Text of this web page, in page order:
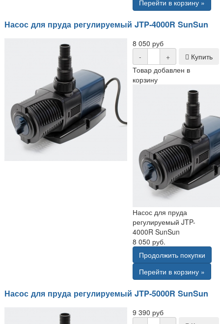
Перейти в корзину »
Насос для пруда регулируемый JTP-4000R SunSun
8 050 руб
-
+
Купить
Товар добавлен в
корзину
Насос для пруда
регулируемый JTP-
4000R SunSun
8 050 руб.
Продолжить покупки
Перейти в корзину »
Насос для пруда регулируемый JTP-5000R SunSun
9 390 руб